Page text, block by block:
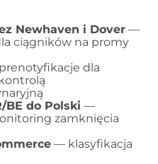
Newhaven i Dover —
ciągników na promy
dla
BE do Polski —
zamknięcia
— klasyfikacja